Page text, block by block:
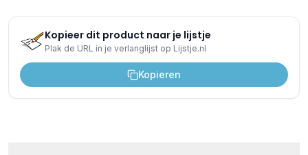
Kopieer dit product naar je lijstje
Plak de URL in je verlanglijst op Lijstje.nl
Kopieren